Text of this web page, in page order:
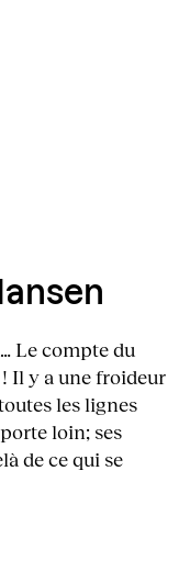
Le compte du
! Il y a une froideur
les lignes
loin; ses
de ce qui se